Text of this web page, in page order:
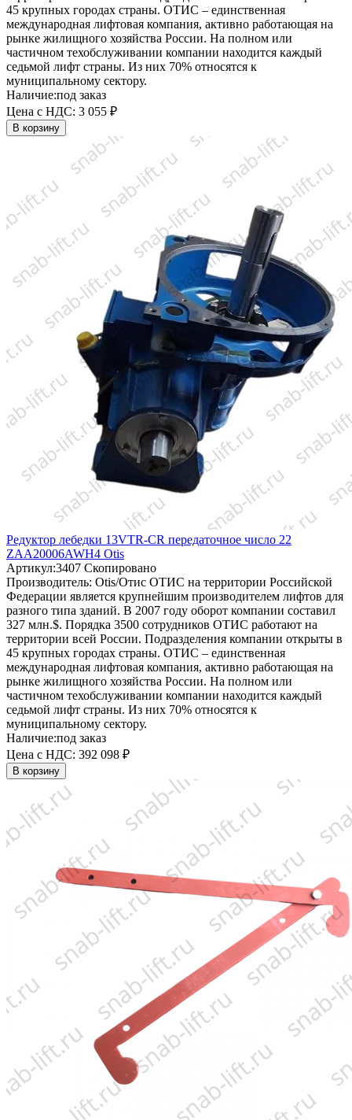
45 крупных городах страны. ОТИС – единственная
международная лифтовая компания, активно работающая на
рынке жилищного хозяйства России. На полном или
частичном техобслуживании компании находится каждый
седьмой лифт страны. Из них 70% относятся к
муниципальному сектору.
Наличие:под заказ
Цена с НДС: 3 055 ₽
В корзину
Редуктор лебедки 13VTR-CR передаточное число 22
ZAA20006AWH4 Otis
Артикул:3407 Скопировано
Производитель: Otis/Отис ОТИС на территории Российской
Федерации является крупнейшим производителем лифтов для
разного типа зданий. В 2007 году оборот компании составил
327 млн.$. Порядка 3500 сотрудников ОТИС работают на
территории всей России. Подразделения компании открыты в
45 крупных городах страны. ОТИС – единственная
международная лифтовая компания, активно работающая на
рынке жилищного хозяйства России. На полном или
частичном техобслуживании компании находится каждый
седьмой лифт страны. Из них 70% относятся к
муниципальному сектору.
Наличие:под заказ
Цена с НДС: 392 098 ₽
В корзину